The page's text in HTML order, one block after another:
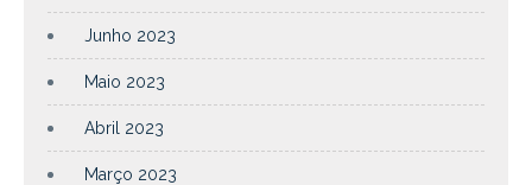
Junho 2023
Maio 2023
Abril 2023
Março 2023